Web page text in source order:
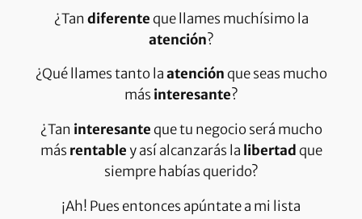
¿Tan diferenteque llames muchísimo la
atención?
¿Qué llames tanto laatenciónque seas mucho
más interesante?
¿Tan interesanteque tu negocio será mucho
más rentable y así alcanzarás la libertadque
siempre habías querido?
¡Ah! Pues entonces apúntate a mi lista